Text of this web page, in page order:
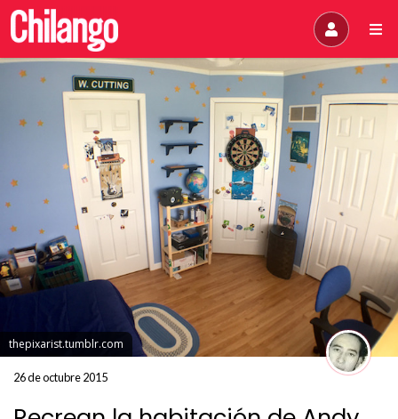
thepixarist.tumblr.com
26 de octubre 2015